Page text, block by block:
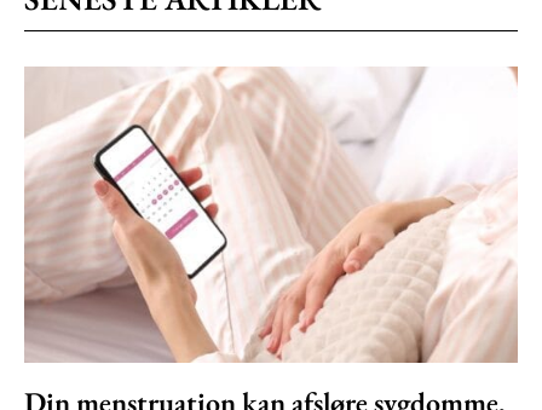
Praesent euismod ac
Ut mollis pellentesque tortor
Nullam eu erat condimentum
Donec quis est ac felis
Orci varius natoque dolor
Din menstruation kan afsløre sygdomme,